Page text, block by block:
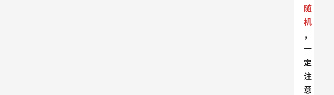
随
机
，
一
定
注
意